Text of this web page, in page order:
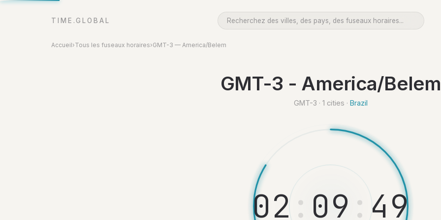
TIME.GLOBAL
Accueil›Tous les fuseaux horaires›GMT-3 — America/Belem
GMT-3 - America/Belem
GMT-3 · 1 cities · Brazil
02: 09 : 50